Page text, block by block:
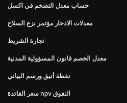
حساب معدل التضخم في اكسل
معدلات الادخار مؤتمر نزع السلاح
تجارة الشريط
معدل الخصم قانون المسؤولية المدنية
نقطة أنيق ورسم البياني
سعر الفائدة npv التفوق